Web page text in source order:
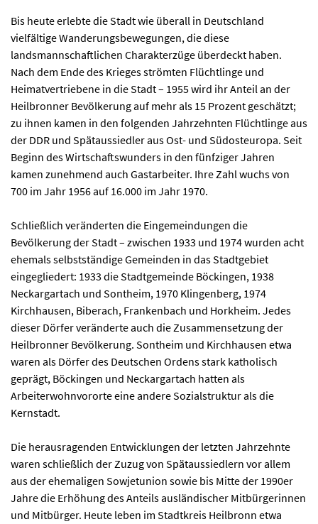
Bis heute erlebte die Stadt wie überall in Deutschland
vielfältige Wanderungsbewegungen, die diese
landsmannschaftlichen Charakterzüge überdeckt haben.
Nach dem Ende des Krieges strömten Flüchtlinge und
Heimatvertriebene in die Stadt – 1955 wird ihr Anteil an der
Heilbronner Bevölkerung auf mehr als 15 Prozent geschätzt;
zu ihnen kamen in den folgenden Jahrzehnten Flüchtlinge aus
der DDR und Spätaussiedler aus Ost- und Südosteuropa. Seit
Beginn des Wirtschaftswunders in den fünfziger Jahren
kamen zunehmend auch Gastarbeiter. Ihre Zahl wuchs von
700 im Jahr 1956 auf 16.000 im Jahr 1970.
Schließlich veränderten die Eingemeindungen die
Bevölkerung der Stadt – zwischen 1933 und 1974 wurden acht
ehemals selbstständige Gemeinden in das Stadtgebiet
eingegliedert: 1933 die Stadtgemeinde Böckingen, 1938
Neckargartach und Sontheim, 1970 Klingenberg, 1974
Kirchhausen, Biberach, Frankenbach und Horkheim. Jedes
dieser Dörfer veränderte auch die Zusammensetzung der
Heilbronner Bevölkerung. Sontheim und Kirchhausen etwa
waren als Dörfer des Deutschen Ordens stark katholisch
geprägt, Böckingen und Neckargartach hatten als
Arbeiterwohnvororte eine andere Sozialstruktur als die
Kernstadt.
Die herausragenden Entwicklungen der letzten Jahrzehnte
waren schließlich der Zuzug von Spätaussiedlern vor allem
aus der ehemaligen Sowjetunion sowie bis Mitte der 1990er
Jahre die Erhöhung des Anteils ausländischer Mitbürgerinnen
und Mitbürger. Heute leben im Stadtkreis Heilbronn etwa